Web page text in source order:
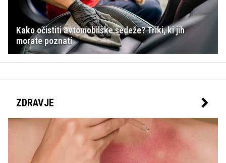
Kako očistiti avtomobilske sedeže? Triki, ki jih
morate poznati
ZDRAVJE